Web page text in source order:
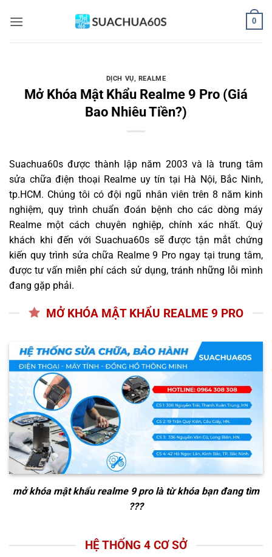
qua
0
DỊCH VỤ, REALME
Mở Khóa Mật Khẩu Realme 9 Pro (Giá
Bao Nhiêu Tiền?)
Suachua60s được thành lập năm 2003 và là trung tâm
sửa chữa điện thoại Realme uy tín tại Hà Nội, Bắc Ninh,
tp.HCM. Chúng tôi có đội ngũ nhân viên trên 8 năm kinh
nghiệm, quy trình chuẩn đoán bệnh cho các dòng máy
Realme một cách chuyên nghiệp, chính xác nhất. Quý
khách khi đến với Suachua60s sẽ được tận mắt chứng
kiến quy trình sửa chữa Realme 9 Pro ngay tại trung tâm,
được tư vấn miễn phí cách sử dụng, tránh những lỗi mình
đang gặp phải.
MỞ KHÓA MẬT KHẨU REALME 9 PRO
mở khóa mật khẩu realme 9 prolà từ khóa bạn đang tìm
???
HỆ THỐNG 4 CƠ SỞ